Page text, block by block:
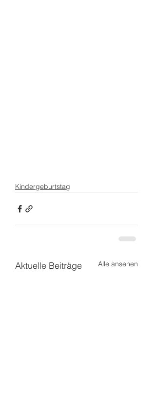
Kindergeburtstag
Aktuelle Beiträge Alle ansehen